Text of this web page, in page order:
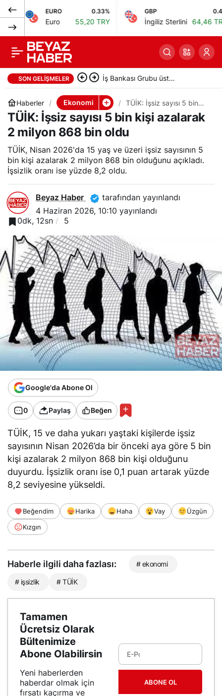
EURO
Euro 55,20 TRY
GBP
İngiliz Sterlini 64,46 TRY
SON GELIŞMELER İş Bankası Grubu üst
yönetiminde görev değişikliği
gerçekleşti
Haberler Ekonomi
TÜİK: İşsiz sayısı 5 bin
kişi azalarak 2 milyon
868 bin oldu
TÜİK: İşsiz sayısı 5 bin kişi azalarak
2 milyon 868 bin oldu
TÜİK, Nisan 2026'da 15 yaş ve üzeri işsiz sayısının 5
bin kişi azalarak 2 milyon 868 bin olduğunu açıkladı.
İşsizlik oranı ise yüzde 8,2 oldu.
Beyaz Haber
tarafından yayınlandı
4 Haziran 2026, 10:10 yayınlandı
0dk, 12sn
5
Google'da Abone Ol
0 Paylaş Beğen
TÜİK, 15 ve daha yukarı yaştaki kişilerde işsiz
sayısının Nisan 2026’da bir önceki aya göre 5 bin
kişi azalarak 2 milyon 868 bin kişi olduğunu
duyurdu. İşsizlik oranı ise 0,1 puan artarak yüzde
8,2 seviyesine yükseldi.
Beğendim Harika Haha Vay
Üzgün
Kızgın
Haberle ilgili daha fazlası: # ekonomi
# işsizlik # TÜİK
Tamamen
Ücretsiz Olarak
Bültenimize
Abone Olabilirsin
Yeni haberlerden
haberdar olmak için
fırsatı kaçırma ve
ABONE OL
SOCAR Türkiye, Hazar
Petrol ve Gaz Fuarı’na
katıldı